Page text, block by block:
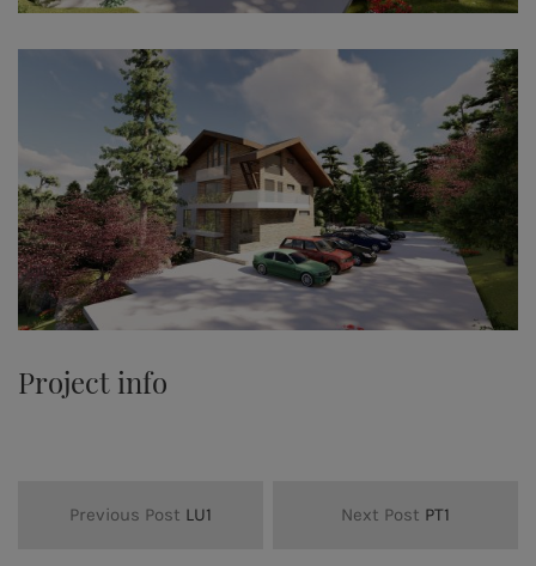
Project info
Previous Post LU1 Next Post PT1